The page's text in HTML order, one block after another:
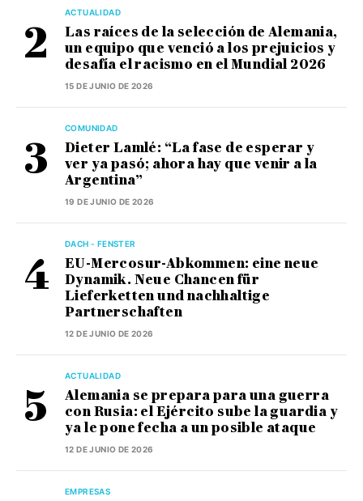
ACTUALIDAD
Las raíces de la selección de Alemania,
un equipo que venció a los prejuicios y
desafía el racismo en el Mundial 2026
15 DE JUNIO DE 2026
COMUNIDAD
Dieter Lamlé: “La fase de esperar y
ver ya pasó; ahora hay que venir a la
Argentina”
19 DE JUNIO DE 2026
DACH - FENSTER
EU-Mercosur-Abkommen: eine neue
Dynamik. Neue Chancen für
Lieferketten und nachhaltige
Partnerschaften
12 DE JUNIO DE 2026
ACTUALIDAD
Alemania se prepara para una guerra
con Rusia: el Ejército sube la guardia y
ya le pone fecha a un posible ataque
12 DE JUNIO DE 2026
EMPRESAS